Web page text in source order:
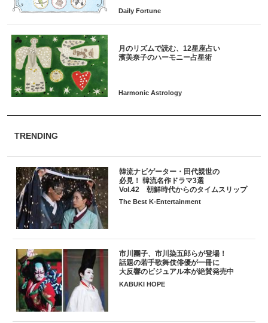
月のリズムで読む、12星座占い
TRENDING
韓流ナビゲーター・田代親世の
必見！ 韓流名作ドラマ3選
Vol.42 朝鮮時代からのタイムスリップ
The Best K-Entertainment
市川團子、市川染五郎らが登場！
話題の若手歌舞伎俳優が一冊に
大反響のビジュアル本が絶賛発売中
KABUKI HOPE